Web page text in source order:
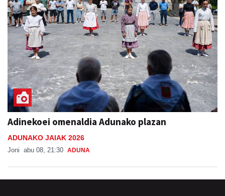
Adinekoei omenaldia Adunako plazan
ADUNAKO JAIAK 2026
Joni abu 08, 21:30 ADUNA